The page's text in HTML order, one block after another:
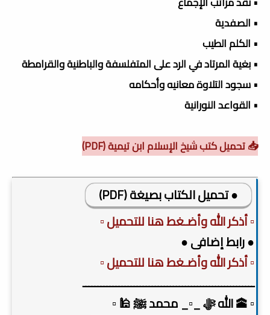
• الصفدية
• الكلم الطيب
• بغية المرتاد في الرد على المتفلسفة والباطنية والقرامطة
• سجود التلاوة معانيه وأحكامه
• القواعد النورانية
📥 تحميل كتب شيخ الإسلام ابن تيمية (PDF)
● تحميل الكتاب بصيغة (PDF)
▫️ أذكر الله وأضـغط هنا للتحميل ▫️
● رابط إضافى ●
▫️ أذكر الله وأضـغط هنا للتحميل ▫️
ـــــــــــــــــــــــــــــــــــــــــــــــــــــــــ
▫️ 🕋 الله ﷻ _▫️_ محمد ﷺ 🕌 ▫️